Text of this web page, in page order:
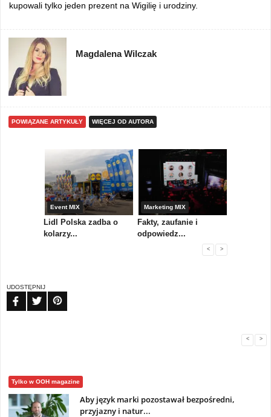
kupowali tylko jeden prezent na Wigilię i urodziny.
Magdalena Wilczak
POWIĄZANE ARTYKUŁY WIĘCEJ OD AUTORA
Event MIX
Lidl Polska zadba o
kolarzy...
Marketing MIX
Fakty, zaufanie i
odpowiedz...
< >
UDOSTĘPNIJ
< >
Tylko w OOH magazine
Aby język marki pozostawał bezpośredni,
przyjazny i natur...